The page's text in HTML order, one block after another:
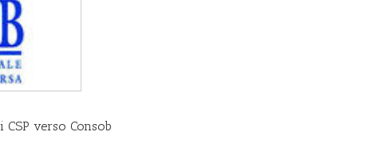
verso Consob